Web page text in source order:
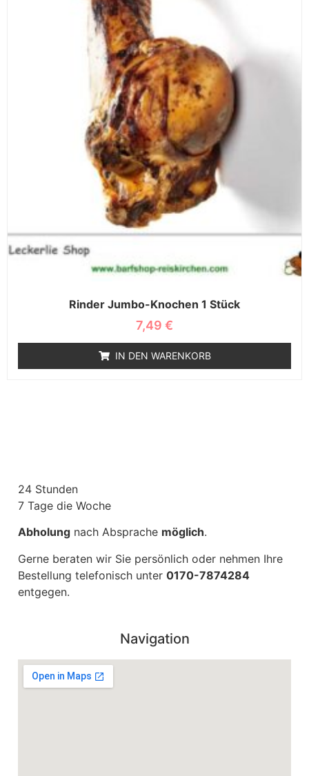
Rinder Jumbo-Knochen 1 Stück
7,49 €
IN DEN WARENKORB
24 Stunden
7 Tage die Woche
Abholung nach Absprache möglich.
Gerne beraten wir Sie persönlich oder nehmen Ihre
Bestellung telefonisch unter 0170-7874284
entgegen.
Navigation